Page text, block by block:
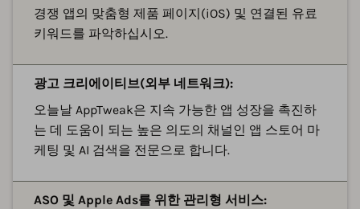
경쟁 앱의 맞춤형 제품 페이지(iOS) 및 연결된 유료
키워드를 파악하십시오.
광고 크리에이티브(외부 네트워크):
오늘날 AppTweak은 지속 가능한 앱 성장을 촉진하
는 데 도움이 되는 높은 의도의 채널인 앱 스토어 마
케팅 및 AI 검색을 전문으로 합니다.
ASO 및 Apple Ads를 위한 관리형 서비스: